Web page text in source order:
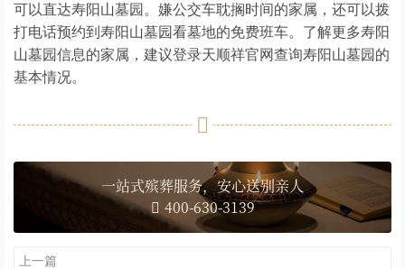
可以直达寿阳山墓园。嫌公交车耽搁时间的家属，还可以拨
打电话预约到寿阳山墓园看墓地的免费班车。了解更多寿阳
山墓园信息的家属，建议登录天顺祥官网查询寿阳山墓园的
基本情况。
一站式殡葬服务，安心送别亲人
400-630-3139
上一篇